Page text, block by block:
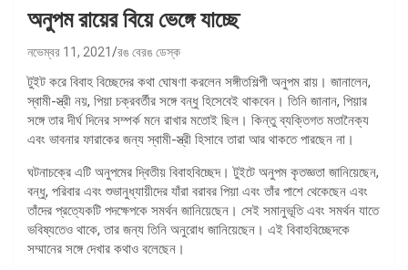
অনুপম রায়ের বিয়ে ভেঙ্গে যাচ্ছে
নভেম্বর 11, 2021 রঙ বেরঙ ডেস্ক
টুইট করে বিবাহ বিচ্ছেদের কথা ঘোষণা করলেন সঙ্গীতশিল্পী অনুপম রায়। জানালেন,
স্বামী-স্ত্রী নয়, পিয়া চক্রবর্তীর সঙ্গে বন্ধু হিসেবেই থাকবেন। তিনি জানান, পিয়ার
সঙ্গে তার দীর্ঘ দিনের সম্পর্ক মনে রাখার মতোই ছিল। কিন্তু ব্যক্তিগত মতানৈক্য
এবং ভাবনার ফারাকের জন্য স্বামী-স্ত্রী হিসাবে তারা আর থাকতে পারছেন না।
ঘটনাচক্রে এটি অনুপমের দ্বিতীয় বিবাহবিচ্ছেদ। টুইটে অনুপম কৃতজ্ঞতা জানিয়েছেন,
বন্ধু, পরিবার এবং শুভানুধ্যায়ীদের যাঁরা বরাবর পিয়া এবং তাঁর পাশে থেকেছেন এবং
তাঁদের প্রত্যেকটি পদক্ষেপকে সমর্থন জানিয়েছেন। সেই সমানুভূতি এবং সমর্থন যাতে
ভবিষ্যতেও থাকে, তার জন্য তিনি অনুরোধ জানিয়েছেন। এই বিবাহবিচ্ছেদকে
সম্মানের সঙ্গে দেখার কথাও বলেছেন।